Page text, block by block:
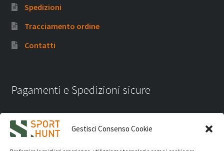
Gestisci Consenso Cookie
Spedizioni
Tracciamento ordine
Contatti
Pagamenti e Spedizioni sicure